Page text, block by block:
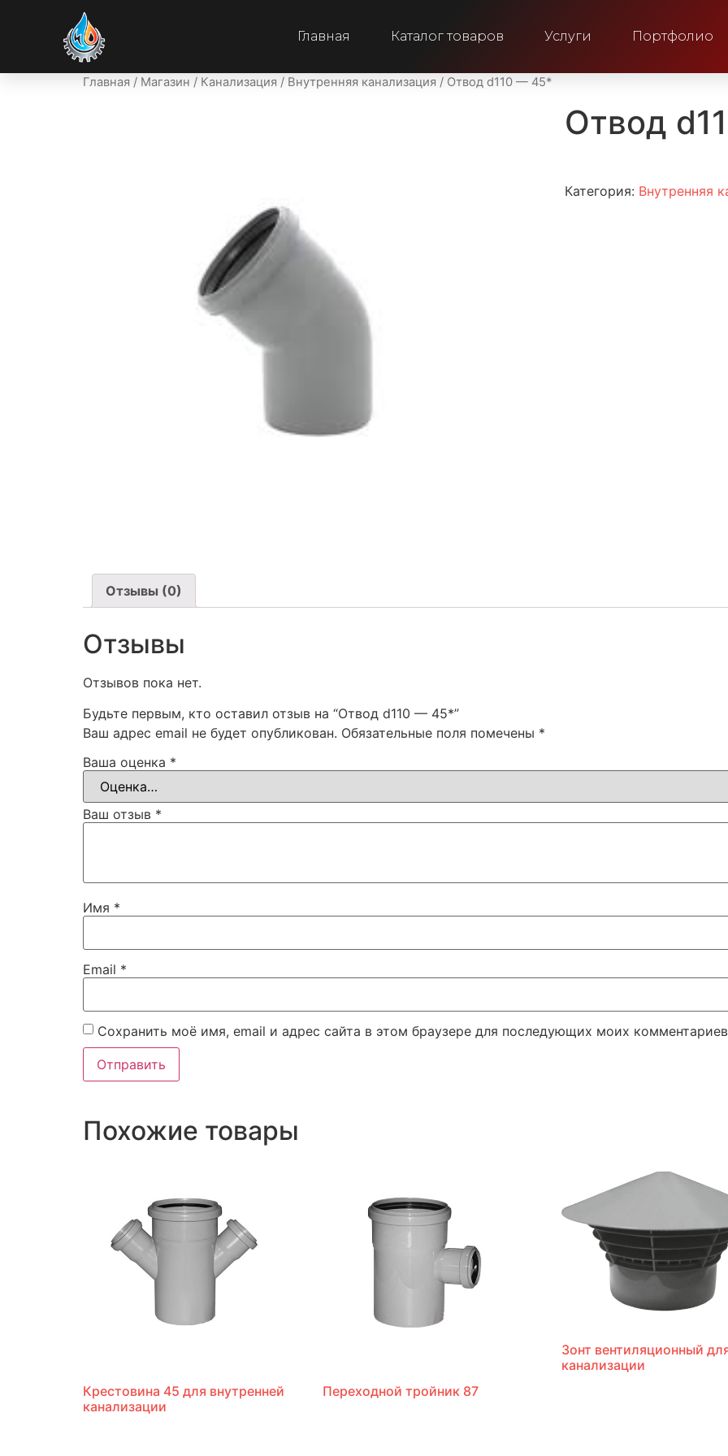
Главная Каталог товаров Услуги Портфолио
Главная / Магазин / Канализация / Внутренняя канализация / Отвод d110 — 45*
Отвод
Категория: Внутренняя
Отзывы (0)
Отзывы
Отзывов пока нет.
Будьте первым, кто оставил отзыв на “Отвод d110 — 45*”
Ваш адрес email не будет опубликован. Обязательные поля помечены *
Ваша оценка *
Ваш отзыв *
Имя *
Email *
Сохранить моё имя, email и адрес сайта в этом браузере для последующих моих
Похожие товары
Крестовина 45 для внутренней
канализации
Переходной тройник 87
Зонт вентиляционный
канализации